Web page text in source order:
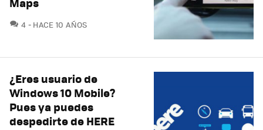
4 COMENTARIOS
HACE 10 AÑOS
¿Eres usuario de
Windows 10 Mobile?
Pues ya puedes
despedirte de HERE